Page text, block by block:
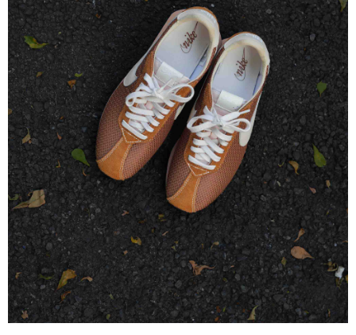
免運費
付款後門市自取
免運費
國家/地區配送 查看運費